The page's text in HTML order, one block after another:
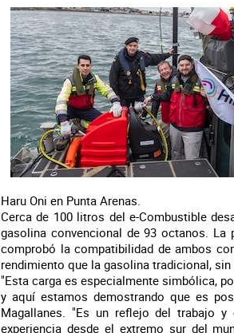
Haru Oni en Punta Arenas.
Cerca de 100 litros del e-Combustible
gasolina convencional de 93 octanos.
comprobó la compatibilidad de ambos
rendimiento que la gasolina tradicional,
"Esta carga es especialmente simbólica,
y aquí estamos demostrando que es
Magallanes. "Es un reflejo del trabajo
experiencia desde el extremo sur del